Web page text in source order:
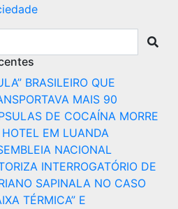
BRASILEIRO QUE
MAIS 90
DE COCAÍNA MORRE
EM LUANDA
NACIONAL
INTERROGATÓRIO DE
SAPINALA NO CASO
TÉRMICA” E